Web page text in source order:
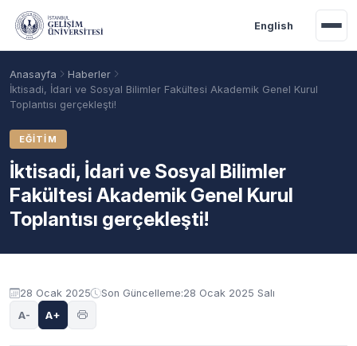
Ana içeriğe geç
English
Anasayfa
Haberler
İktisadi, İdari ve Sosyal Bilimler Fakültesi Akademik Genel Kurul
Toplantısı gerçekleşti!
EĞITIM
İktisadi, İdari ve Sosyal Bilimler
Fakültesi Akademik Genel Kurul
Toplantısı gerçekleşti!
28 Ocak 2025 Son Güncelleme:28 Ocak 2025 Salı
A- A+